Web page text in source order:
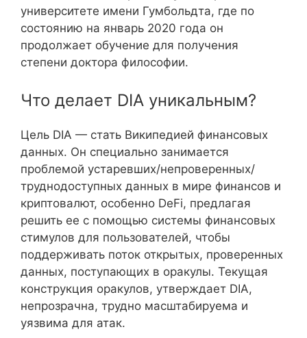
университете имени Гумбольдта, где по
состоянию на январь 2020 года он
продолжает обучение для получения
степени доктора философии.
Что делает DIA уникальным?
Цель DIA — стать Википедией финансовых
данных. Он специально занимается
проблемой устаревших/непроверенных/
труднодоступных данных в мире финансов и
криптовалют, особенно DeFi, предлагая
решить ее с помощью системы финансовых
стимулов для пользователей, чтобы
поддерживать поток открытых, проверенных
данных, поступающих в оракулы. Текущая
конструкция оракулов, утверждает DIA,
непрозрачна, трудно масштабируема и
уязвима для атак.